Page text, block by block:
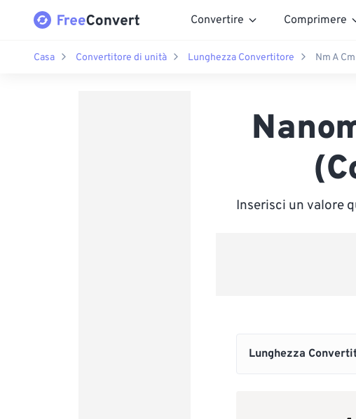
Convertire Comprimere
Casa Convertitore di unità Lunghezza Convertitore Nm A Cm
Inserisci un valore